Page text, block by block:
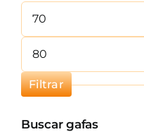
Precio
mínimo
Precio
máximo
Filtrar
Buscar gafas